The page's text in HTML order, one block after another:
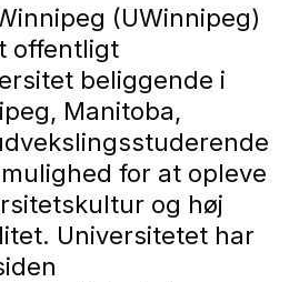
(UWinnipeg)
offentligt
beliggende i
Manitoba,
for at opleve
og høj
Universitetet har